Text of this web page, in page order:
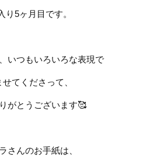
り5ヶ月目です。
いつもいろいろな表現で
てくださって、
がとうございます🥰
さんのお手紙は